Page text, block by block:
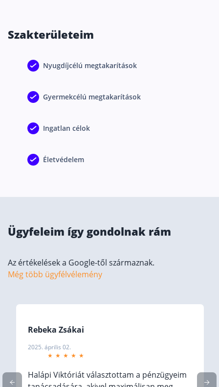
Vegyes életbiztosítás
Egészségbiztosítás
Egészségbiztosítás cégeknek
Betegbiztosítás
Egészségbiztosítás kalkulátor
Részvény vásárlás
TBSZ számla
Lakástakarék
Vállalkozói hitel
Szakterületeim
Nyugdíjcélú megtakarítások
Gyermekcélú megtakarítások
Ingatlan célok
Életvédelem
Ügyfeleim így gondolnak rám
Az értékelések a Google-től származnak.
Még több ügyfélvélemény
Rebeka Zsákai
2025. április 02.
Halápi Viktóriát választottam a pénzügyeim